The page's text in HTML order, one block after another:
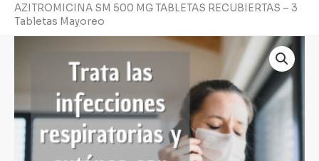
AZITROMICINA SM 500 MG TABLETAS RECUBIERTAS – 3
Tabletas Mayoreo
RECUBIERTAS